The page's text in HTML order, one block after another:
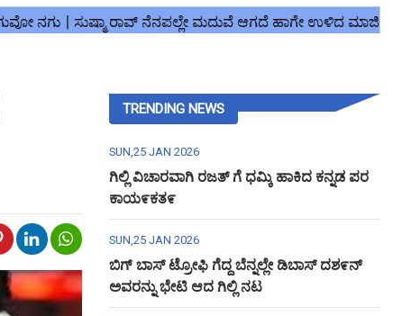
TRENDING NEWS
SUN,25 JAN 2026
ಗಿಲ್ಲಿ ವಿಚಾರವಾಗಿ ರಜತ್ ಗೆ ಧಮ್ಕಿ ಹಾಕಿದ ಕನ್ನಡ ಪರ
ಕಾಯ೯ಕತ೯
SUN,25 JAN 2026
ಬಿಗ್ ಬಾಸ್ ಟ್ರೋಫಿ ಗೆದ್ದ ಬೆನ್ನಲ್ಲೇ ಡಿಬಾಸ್ ದಶ೯ನ್
ಅವರನ್ನು ಭೇಟಿ ಆದ ಗಿಲ್ಲಿ ನಟ